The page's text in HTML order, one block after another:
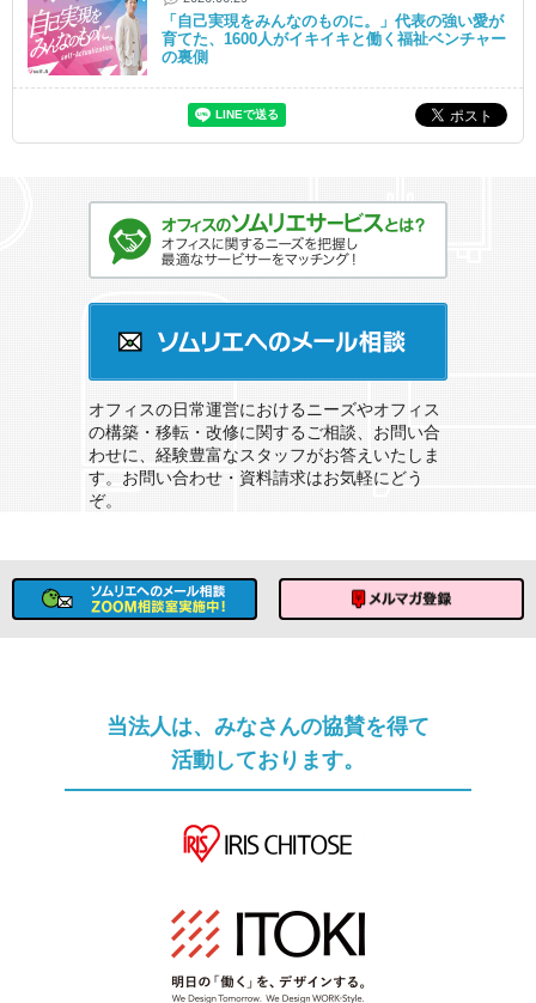
「自己実現をみんなのものに。」代表の強い愛が
育てた、1600人がイキイキと働く福祉ベンチャー
の裏側
オフィスの日常運営におけるニーズやオフィス
の構築・移転・改修に関するご相談、お問い合
わせに、経験豊富なスタッフがお答えいたしま
す。お問い合わせ・資料請求はお気軽にどう
ぞ。
当法人は、みなさんの協賛を得て
活動しております。